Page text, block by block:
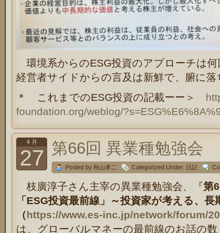
環境系からのESG投資のアプローチは
経営者サイドからの言及は新鮮で、腑に
＊ これまでのESG投資の記載ーー＞
foundation.org/weblog/
4 月
27 第66回 異業種勉強会
Posted by 秋山孝二 Categorized Under: 日記
枝廣淳子さん主宰の異業種勉強会、『第
「ESG投資最前線」～投資家が考える、
（https://www.es-inc.jp/network/forum/
は、グローバルマネーの最前線のお話の